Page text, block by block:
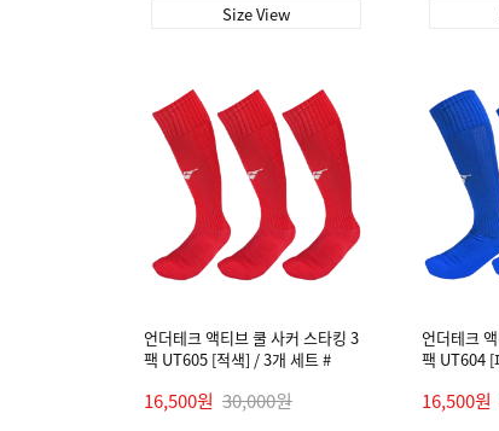
Size View
언더테크 액티브 쿨 사커 스타킹 3
팩 UT605 [적색] / 3개 세트 #
16,500원 30,000원
언더테크
팩 UT604 [
16,500원